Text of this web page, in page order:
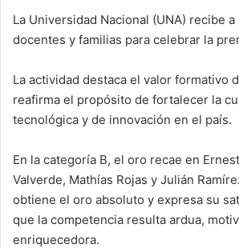
La Universidad Nacional (UNA) recibe
docentes y familias para celebrar la
La actividad destaca el valor formativo
reafirma el propósito de fortalecer la
tecnológica y de innovación en el país.
En la categoría B, el oro recae en
Valverde, Mathías Rojas y Julián
obtiene el oro absoluto y expresa su
que la competencia resulta ardua,
enriquecedora.